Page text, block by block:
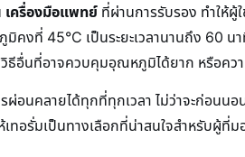
เครื่องมือแพทย์ ที่ผ่านการรับรอง ทำให้ผู้
คงที่ 45°C เป็นระยะเวลานานถึง 60
ธีอื่นที่อาจควบคุมอุณหภูมิได้ยาก หรือคว
อนคลายได้ทุกที่ทุกเวลา ไม่ว่าจะก่อนน
ทอรั่มเป็นทางเลือกที่น่าสนใจสำหรับผู้ที่